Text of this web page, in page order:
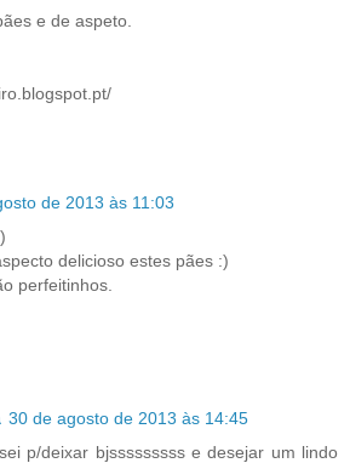
e de aspeto.
de 2013 às 11:03
delicioso estes pães :)
perfeitinhos.
30 de agosto de 2013 às 14:45
p/deixar bjsssssssss e desejar um lindo